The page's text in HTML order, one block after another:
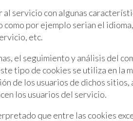
servicio con algunas
por ejemplo serian el
etc.
el seguimiento y análisis del
tipo de cookies se utiliza en la
de los usuarios de dichos
los usuarios del servicio.
que entre las cookies